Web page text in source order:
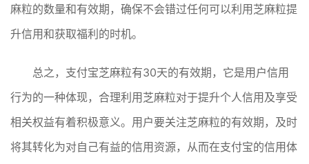
麻粒的数量和有效期，确保不会错过任何可以利用芝麻粒提
升信用和获取福利的时机。
总之，支付宝芝麻粒有30天的有效期，它是用户信用
行为的一种体现，合理利用芝麻粒对于提升个人信用及享受
相关权益有着积极意义。用户要关注芝麻粒的有效期，及时
将其转化为对自己有益的信用资源，从而在支付宝的信用体